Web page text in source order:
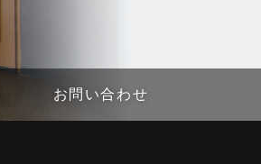
お問い合わせ